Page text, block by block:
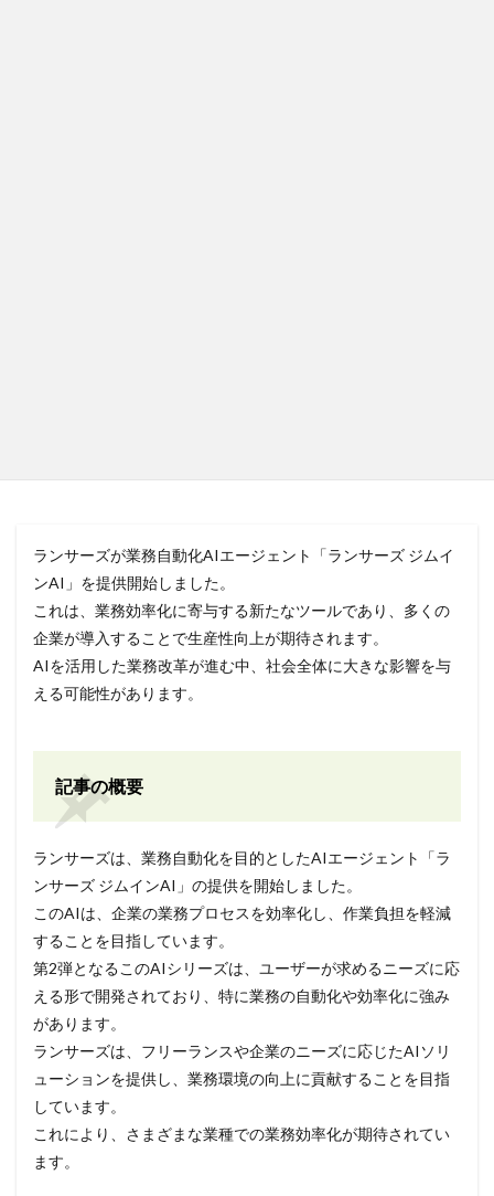
ランサーズが業務自動化AIエージェント「ランサーズ ジムイ
ンAI」を提供開始しました。
これは、業務効率化に寄与する新たなツールであり、多くの
企業が導入することで生産性向上が期待されます。
AIを活用した業務改革が進む中、社会全体に大きな影響を与
える可能性があります。
記事の概要
ランサーズは、業務自動化を目的としたAIエージェント「ラ
ンサーズ ジムインAI」の提供を開始しました。
このAIは、企業の業務プロセスを効率化し、作業負担を軽減
することを目指しています。
第2弾となるこのAIシリーズは、ユーザーが求めるニーズに応
える形で開発されており、特に業務の自動化や効率化に強み
があります。
ランサーズは、フリーランスや企業のニーズに応じたAIソリ
ューションを提供し、業務環境の向上に貢献することを目指
しています。
これにより、さまざまな業種での業務効率化が期待されてい
ます。